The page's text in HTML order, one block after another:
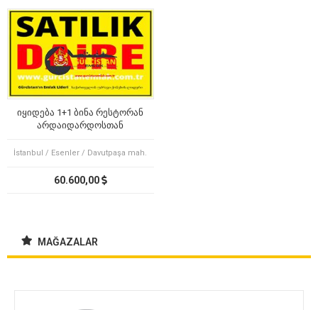
იყიდება 1+1 ბინა რესტორან
არდაიდარდოსთან
İstanbul / Esenler / Davutpaşa mah.
60.600,00
MAĞAZALAR